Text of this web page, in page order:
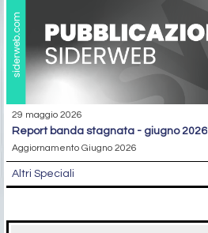
29 maggio 2026
report banda stagnata - giugno 2026
Aggiornamento Giugno 2026
Altri Speciali